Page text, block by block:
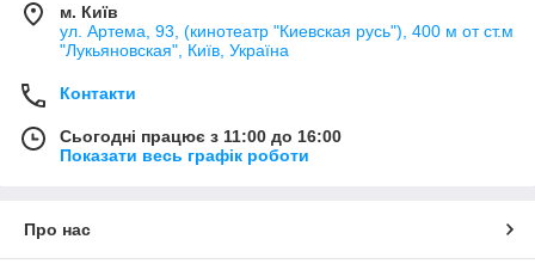
м. Київ
ул. Артема, 93, (кинотеатр "Киевская русь"), 400 м от ст.м
"Лукьяновская", Київ, Україна
Контакти
Сьогодні працює з 11:00 до 16:00
Показати весь графік роботи
Про нас